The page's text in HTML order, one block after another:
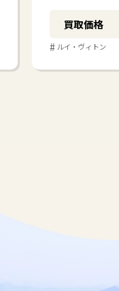
買取価格
# ルイ・ヴィトン